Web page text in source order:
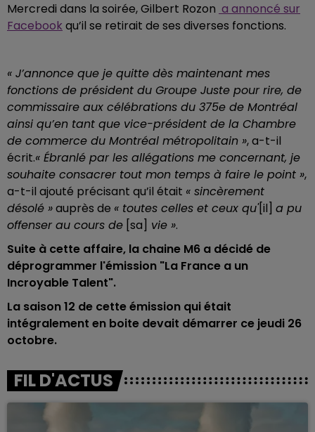
Mercredi dans la soirée, Gilbert Rozon a annoncé sur
Facebook qu’il se retirait de ses diverses fonctions.
« J’annonce que je quitte dès maintenant mes
fonctions de président du Groupe Juste pour rire, de
commissaire aux célébrations du 375e de Montréal
ainsi qu’en tant que vice-président de la Chambre
de commerce du Montréal métropolitain », a-t-il
écrit.« Ébranlé par les allégations me concernant, je
souhaite consacrer tout mon temps à faire le point »,
a-t-il ajouté précisant qu’il était « sincèrement
désolé »auprès de « toutes celles et ceux qu'[il] a pu
offenser au cours de [sa] vie ».
Suite à cette affaire, la chaine M6 a décidé de
déprogrammer l'émission "La France a un
Incroyable Talent".
La saison 12 de cette émission qui était
intégralement en boite devait démarrer ce jeudi 26
octobre.
FIL D'ACTUS